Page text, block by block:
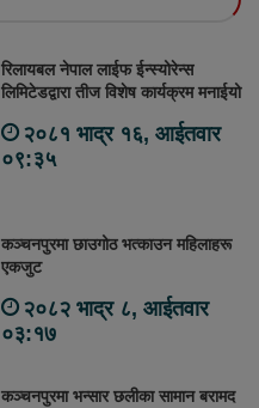
रिलायबल नेपाल लाईफ ईन्स्योरेन्स
लिमिटेडद्वारा तीज विशेष कार्यक्रम मनाईयो
२०८१ भाद्र १६, आईतवार
०९:३५
कञ्चनपुरमा छाउगोठ भत्काउन महिलाहरू
एकजुट
२०८२ भाद्र ८, आईतवार
०३:१७
कञ्चनपुरमा भन्सार छलीका सामान बरामद